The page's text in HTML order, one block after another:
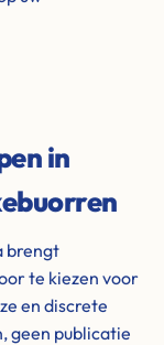
in
brengt
te kiezen voor
en discrete
geen publicatie